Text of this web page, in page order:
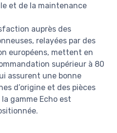
et de la maintenance
auprès des
relayées par des
européens, mettent en
supérieur à 80
assurent une bonne
d’origine et des pièces
gamme Echo est